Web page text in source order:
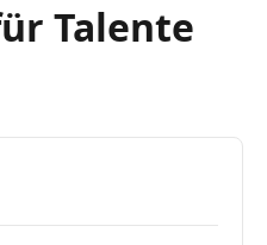
Talente